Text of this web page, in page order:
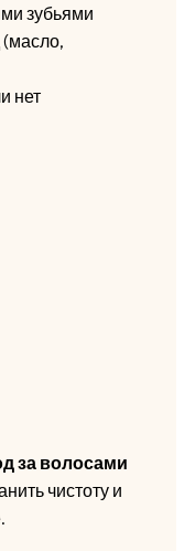
зубьями
нет
за волосами
чистоту и